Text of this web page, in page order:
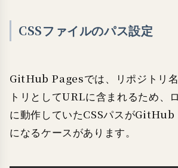
CSSファイルのパス設定
GitHub Pagesでは、リポジトリ
トリとしてURLに含まれるため、
に動作していたCSSパスが
になるケースがあります。